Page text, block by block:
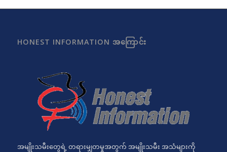
HONEST INFORMATION အကြောင်း
အမျိုးသမီးတွေရဲ့ တရားမျှတမှုအတွက် အမျိုးသမီး အသံများကို